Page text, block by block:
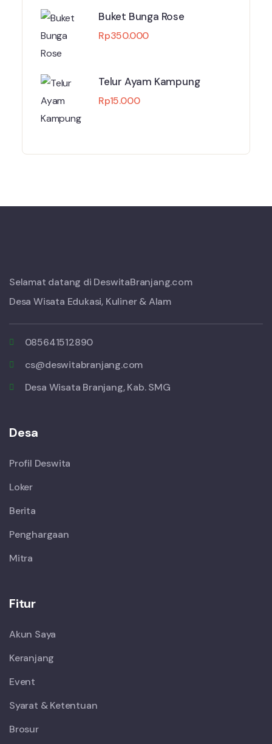
Buket Bunga Rose
Rp350.000
Telur Ayam Kampung
Rp15.000
Selamat datang di DeswitaBranjang.com
Desa Wisata Edukasi, Kuliner & Alam
085641512890
cs@deswitabranjang.com
Desa Wisata Branjang, Kab. SMG
Desa
Profil Deswita
Loker
Berita
Penghargaan
Mitra
Fitur
Akun Saya
Keranjang
Event
Syarat & Ketentuan
Brosur